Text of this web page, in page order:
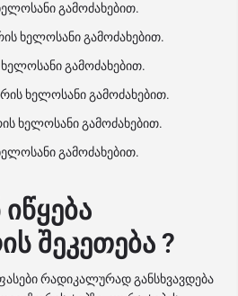
გამოძახებით.
ხელოსანი გამოძახებით.
გამოძახებით.
ხელოსანი გამოძახებით.
ხელოსანი გამოძახებით.
გამოძახებით.
შეკეთება ?
რადიკალურად განსხვავდება